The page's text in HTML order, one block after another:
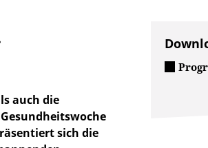
auch die
sich die